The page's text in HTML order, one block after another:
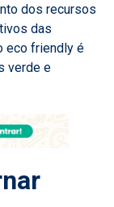
dos recursos
das
eco friendly é
verde e